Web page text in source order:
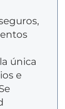
única
e